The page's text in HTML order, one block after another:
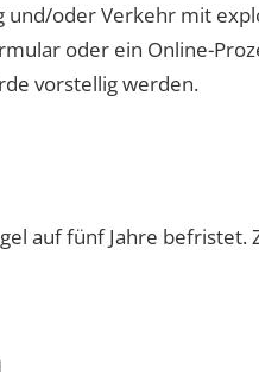
und/oder Verkehr mit
oder ein Online-
vorstellig werden.
auf fünf Jahre